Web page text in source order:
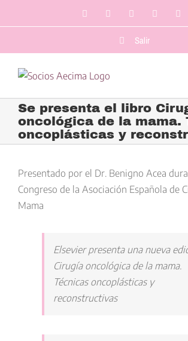
al
FacebookLinkedInTwitterYouTube
Salir
Se presenta el libro
oncológica de la mama.
oncoplásticas y
imagen
más
grande
Presentado por el Dr. Benigno Acea
Congreso de la Asociación Española de
Mama
Elsevier presenta una nueva
Cirugía oncológica de la mama.
Técnicas oncoplásticas y
reconstructivas